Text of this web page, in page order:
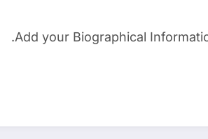
Add your Biographical